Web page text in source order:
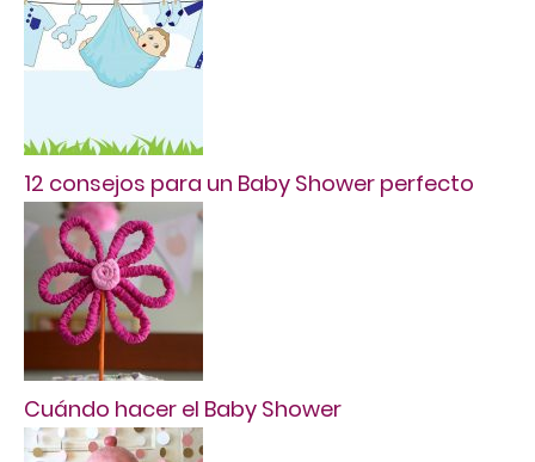
12 consejos para un Baby Shower perfecto
Cuándo hacer el Baby Shower